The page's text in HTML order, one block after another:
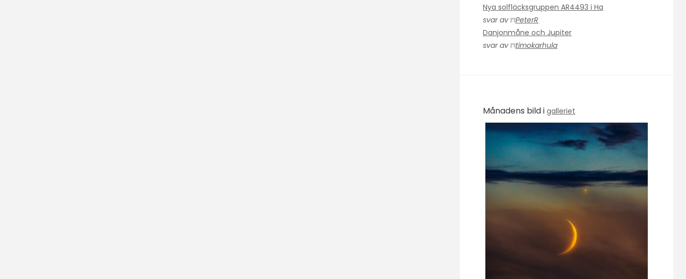
Nya solfläcksgruppen AR4493 i Ha
svar av
PeterR
Danjonmåne och Jupiter
svar av
timokarhula
Månadens bild i galleriet